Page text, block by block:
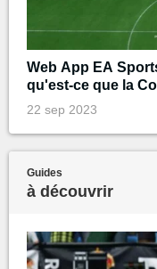
Web App EA
qu'est-ce que la
22 sep 2023
Guides
à découvrir